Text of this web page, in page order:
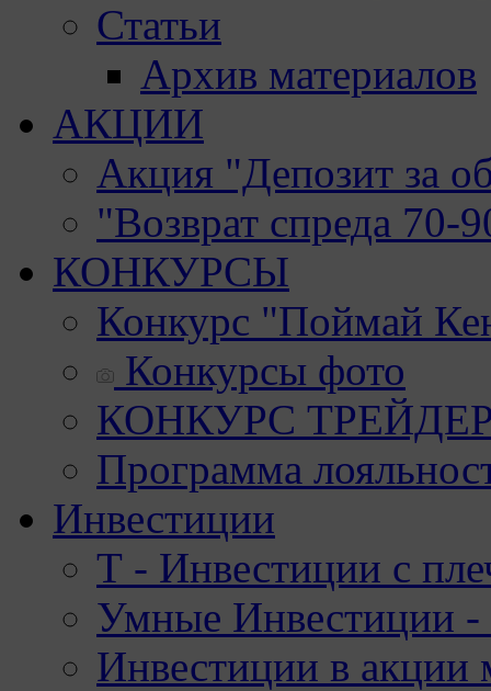
Статьи
Архив материалов
АКЦИИ
Акция "Депозит за
"Возврат спреда 70-
КОНКУРСЫ
Конкурс "Поймай
Конкурсы фото
КОНКУРС
Программа
Инвестиции
Т - Инвестиции с
Умные Инвестиции -
Инвестиции в акции